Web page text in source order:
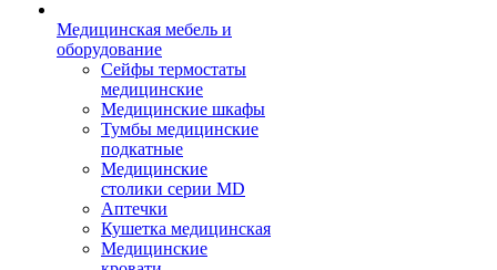
Медицинская мебель и
оборудование
Сейфы термостаты
медицинские
Медицинские шкафы
Тумбы медицинские
подкатные
Медицинские
столики серии MD
Аптечки
Кушетка медицинская
Медицинские